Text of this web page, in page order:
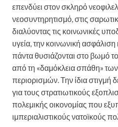
επενδύει στον σκληρό
νεοσυντηρητισμό, στις
διαλύοντας τις κοινωνικές
υγεία, την κοινωνική
πάντα θυσιάζονται στο βωμό
από τη «δαμόκλεια σπάθη»
περιορισμών. Την ίδια στιγμή
για τους στρατιωτικούς
πολεμικής οικονομίας που
ιμπεριαλιστικούς νατοϊκούς